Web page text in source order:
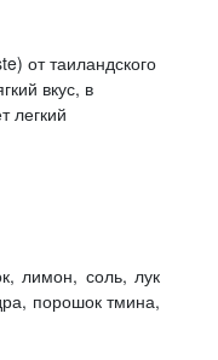
от таиландского
вкус, в
легкий
лимон, соль, лук
порошок тмина,